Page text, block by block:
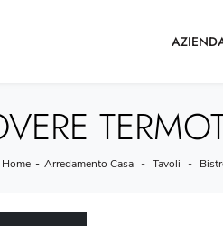
Home - Arredamento Casa - Tavoli -